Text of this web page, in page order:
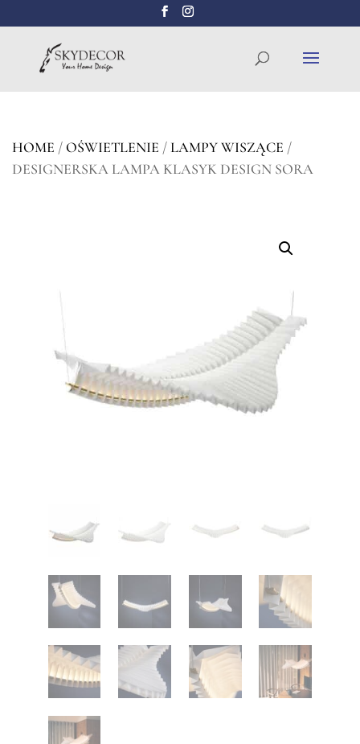
HOME /OŚWIETLENIE /LAMPY WISZĄCE /
DESIGNERSKA LAMPA KLASYK DESIGN SORA